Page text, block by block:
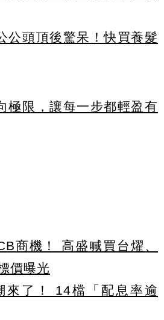
公頭頂後驚呆！快買養髮
極限，讓每一步都輕盈有
商機！ 高盛喊買台燿、
價曝光
來了！ 14檔「配息率逾